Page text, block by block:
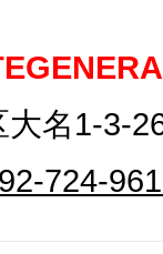
名1-3-
724-